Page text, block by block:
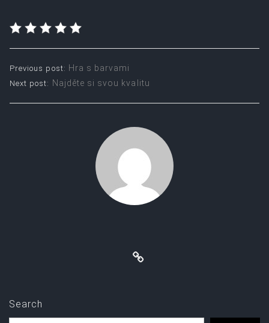
Search
Post
navigation
Previous post: Hra s barvami
Next post: Najděte si svou kvalitu